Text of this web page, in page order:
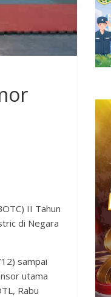
II Tahun
di Negara
sampai
utama
Rabu